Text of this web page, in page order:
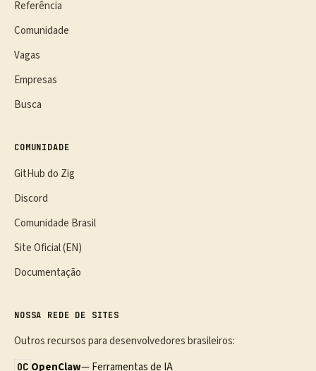
Referência
Comunidade
Vagas
Empresas
Busca
COMUNIDADE
GitHub do Zig
Discord
Comunidade Brasil
Site Oficial (EN)
Documentação
NOSSA REDE DE SITES
Outros recursos para desenvolvedores brasileiros:
OC OpenClaw— Ferramentas de IA